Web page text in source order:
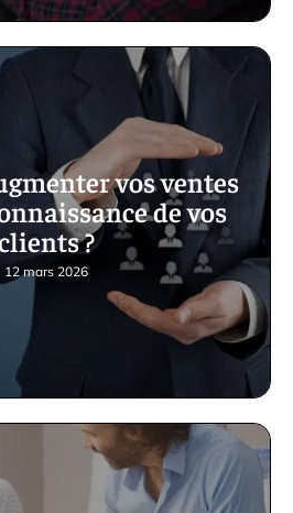
vos ventes
de vos
?
12 mars 2026